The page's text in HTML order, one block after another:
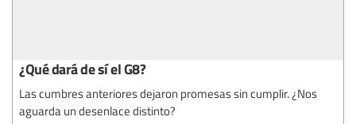
¿Qué dará de sí el G8?
Las cumbres anteriores dejaron promesas sin cumplir. ¿Nos
aguarda un desenlace distinto?